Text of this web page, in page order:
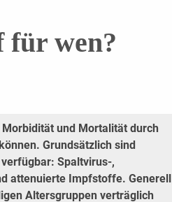
für wen?
und Mortalität durch
Grundsätzlich sind
Spaltvirus-,
attenuierte Impfstoffe. Generell
Altersgruppen verträglich